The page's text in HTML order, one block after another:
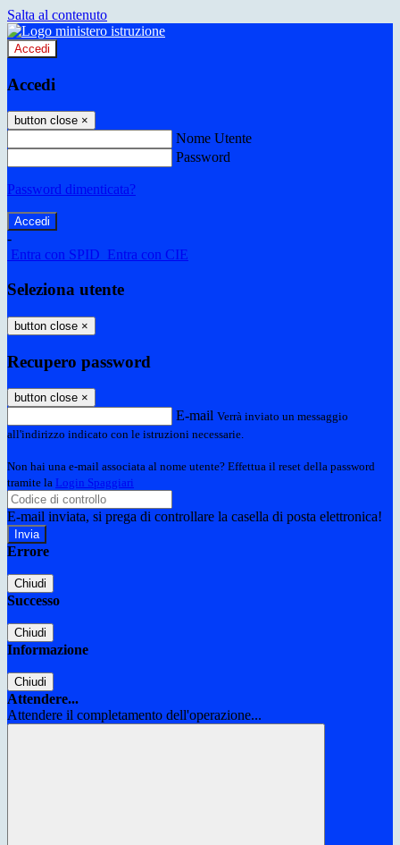
Salta al contenuto
Accedi
Accedi
button close ×
Nome Utente
Password
Password dimenticata?
-
Entra con SPID Entra con CIE
Seleziona utente
button close ×
Recupero password
button close ×
E-mail Verrà inviato un messaggio
all'indirizzo indicato con le istruzioni necessarie.
Non hai una e-mail associata al nome utente? Effettua il reset della password
tramite la Login Spaggiari
E-mail inviata, si prega di controllare la casella di posta elettronica!
Errore
Chiudi
Successo
Chiudi
Informazione
Chiudi
Attendere...
Attendere il completamento dell'operazione...